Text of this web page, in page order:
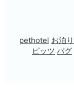
pethotel お泊
ピッツ パグ